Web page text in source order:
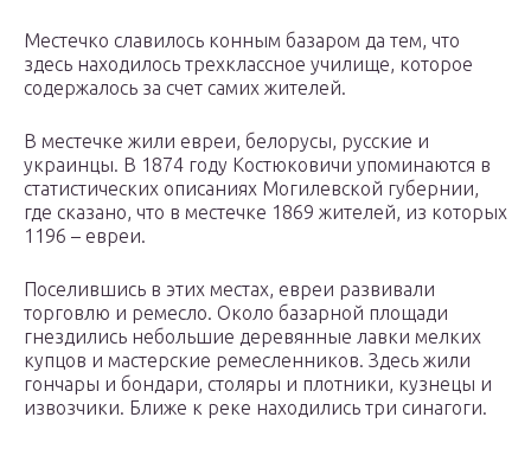
Местечко славилось конным базаром да тем, что
здесь находилось трехклассное училище, которое
содержалось за счет самих жителей.
В местечке жили евреи, белорусы, русские и
украинцы. В 1874 году Костюковичи упоминаются в
статистических описаниях Могилевской губернии,
где сказано, что в местечке 1869 жителей, из которых
1196 – евреи.
Поселившись в этих местах, евреи развивали
торговлю и ремесло. Около базарной площади
гнездились небольшие деревянные лавки мелких
купцов и мастерские ремесленников. Здесь жили
гончары и бондари, столяры и плотники, кузнецы и
извозчики. Ближе к реке находились три синагоги.